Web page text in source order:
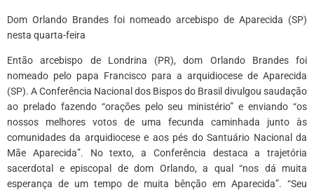
Dom Orlando Brandes foi nomeado arcebispo de Aparecida (SP)
nesta quarta-feira
Então arcebispo de Londrina (PR), dom Orlando Brandes foi
nomeado pelo papa Francisco para a arquidiocese de Aparecida
(SP). A Conferência Nacional dos Bispos do Brasil divulgou saudação
ao prelado fazendo “orações pelo seu ministério” e enviando “os
nossos melhores votos de uma fecunda caminhada junto às
comunidades da arquidiocese e aos pés do Santuário Nacional da
Mãe Aparecida”. No texto, a Conferência destaca a trajetória
sacerdotal e episcopal de dom Orlando, a qual “nos dá muita
esperança de um tempo de muita bênção em Aparecida”. “Seu